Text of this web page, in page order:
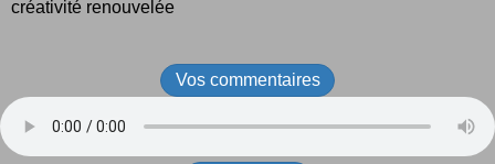
créativité renouvelée
Vos commentaires